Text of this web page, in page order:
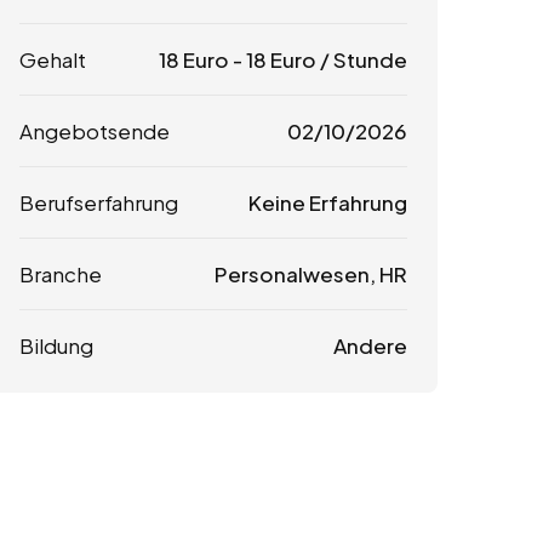
Gehalt 18 Euro -18 Euro / Stunde
Angebotsende 02/10/2026
Berufserfahrung Keine Erfahrung
Branche Personalwesen, HR
Bildung Andere